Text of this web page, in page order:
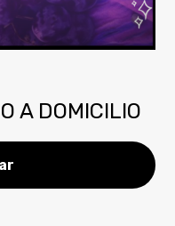
A DOMICILIO